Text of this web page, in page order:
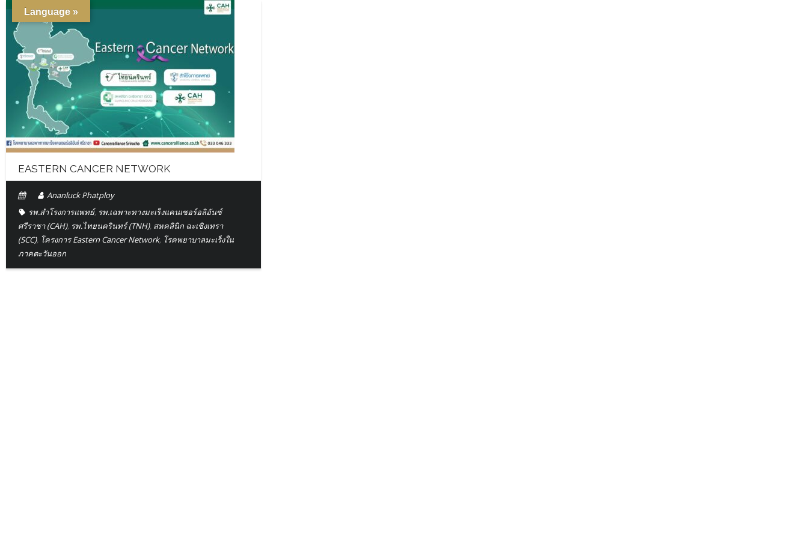
EASTERN CANCER NETWORK
Ananluck Phatploy
รพ.สำโรงการแพทย์, รพ.เฉพาะทางมะเร็งแคนเซอร์อลิอันซ์
ศรีราชา (CAH), รพ.ไทยนครินทร์ (TNH), สหคลินิก ฉะเชิงเทรา
(SCC), โครงการ Eastern Cancer Network, โรคพยาบาลมะเร็งใน
ภาคตะวันออก
Language »